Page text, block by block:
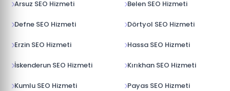
Arsuz SEO Hizmeti Belen SEO Hizmeti
Defne SEO Hizmeti Dörtyol SEO Hizmeti
Erzin SEO Hizmeti Hassa SEO Hizmeti
İskenderun SEO Hizmeti Kırıkhan SEO Hizmeti
Kumlu SEO Hizmeti Payas SEO Hizmeti